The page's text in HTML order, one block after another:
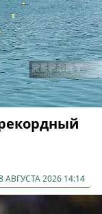
АВГУСТА 2026 14:14